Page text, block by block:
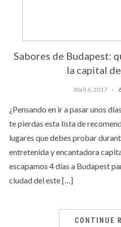
Sabores de Budapest:
la capital
Abril 6, 2017
¿Pensando en ir a pasar unos
te pierdas esta lista de
lugares que debes probar
entretenida y encantadora
escapamos 4 días a Budapest
ciudad del este […]
CONTINUE